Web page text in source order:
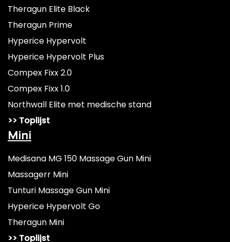
Theragun Elite Black
Theragun Prime
Hyperice Hypervolt
Hyperice Hypervolt Plus
Compex Fixx 2.0
Compex Fixx 1.0
Northwall Elite met medische stand
>> Toplijst
Mini
Medisana MG 150 Massage Gun Mini
Massagerr Mini
Tunturi Massage Gun Mini
Hyperice Hypervolt Go
Theragun Mini
>> Toplijst